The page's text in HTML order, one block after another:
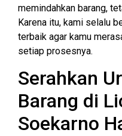
memindahkan barang,
Karena itu, kami selalu
terbaik agar kamu
setiap prosesnya.
Serahkan
Barang di
Soekarno